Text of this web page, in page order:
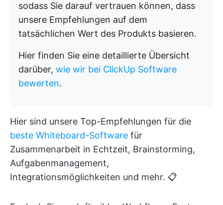
sodass Sie darauf vertrauen können, dass
unsere Empfehlungen auf dem
tatsächlichen Wert des Produkts basieren.
Hier finden Sie eine detaillierte Übersicht
darüber, wie wir bei ClickUp Software
bewerten.
Hier sind unsere Top-Empfehlungen für die
beste Whiteboard-Software für
Zusammenarbeit in Echtzeit, Brainstorming,
Aufgabenmanagement,
Integrationsmöglichkeiten und mehr. 📋